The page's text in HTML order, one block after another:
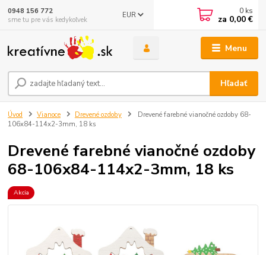
Menu
EUR
Hľadať
0948 156 772
sme tu pre vás kedykoľvek
0 ks
za 0,00 €
Úvod Vianoce Drevené ozdoby
Drevené farebné vianočné ozdoby 68-
106x84-114x2-3mm, 18 ks
Drevené farebné vianočné ozdoby
68-106x84-114x2-3mm, 18 ks
Akcia